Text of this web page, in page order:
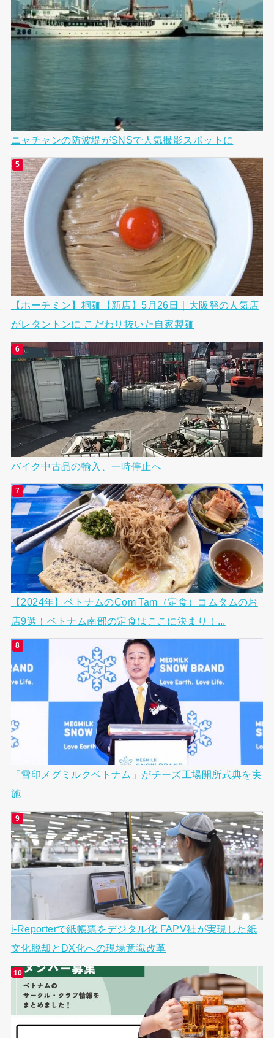
ニャチャンの防波堤がSNSで人気撮影スポットに
【ホーチミン】桐麺【新店】5月26日｜大阪発の人気店
がレタントンに こだわり抜いた自家製麺
バイク中古品の輸入、一時停止へ
【2024年】ベトナムのCom Tam（定食）コムタムのお
店9選！ベトナム南部の定食はここに決まり！...
「雪印メグミルクベトナム」がチーズ工場開所式典を実
施
i-Reporterで紙帳票をデジタル化 FAPV社が実現した紙
文化脱却とDX化への現場意識改革